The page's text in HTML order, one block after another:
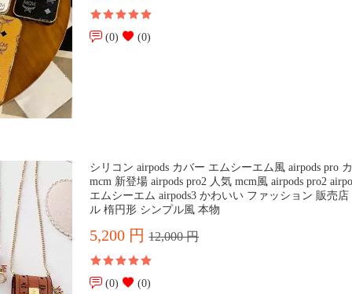
(0) (0)
シリコン airpods カバー エムシーエム風 airpods pro
mcm 新登場 airpods pro2 人気 mcm風 airpods pro2
エムシーエム airpods3 かわいい ファッション 販売
ル 楕円形 シンプル風 本物
5,200 円12,000 円
(0) (0)